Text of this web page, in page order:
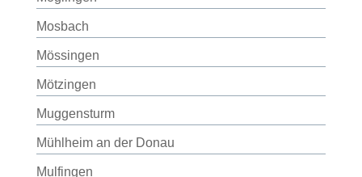
Mosbach
Mössingen
Mötzingen
Muggensturm
Mühlheim an der Donau
Mulfingen